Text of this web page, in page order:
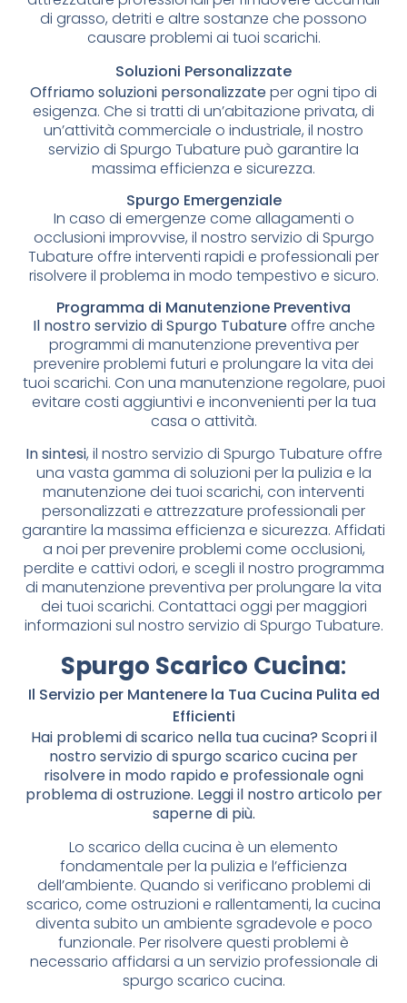
di grasso, detriti e altre sostanze che possono
causare problemi ai tuoi scarichi.
Soluzioni Personalizzate
Offriamo soluzioni personalizzateper ogni tipo di
esigenza. Che si tratti di un’abitazione privata, di
un’attività commerciale o industriale, il nostro
servizio di Spurgo Tubature può garantire la
massima efficienza e sicurezza.
Spurgo Emergenziale
In caso di emergenze come allagamenti o
occlusioni improvvise, il nostro servizio di Spurgo
Tubature offre interventi rapidi e professionali per
risolvere il problema in modo tempestivo e sicuro.
Programma di Manutenzione Preventiva
Il nostro servizio di Spurgo Tubatureoffre anche
programmi di manutenzione preventiva per
prevenire problemi futuri e prolungare la vita dei
tuoi scarichi. Con una manutenzione regolare, puoi
evitare costi aggiuntivi e inconvenienti per la tua
casa o attività.
In sintesi, il nostro servizio di Spurgo Tubature offre
una vasta gamma di soluzioni per la pulizia e la
manutenzione dei tuoi scarichi, con interventi
personalizzati e attrezzature professionali per
garantire la massima efficienza e sicurezza. Affidati
a noi per prevenire problemi come occlusioni,
perdite e cattivi odori, e scegli il nostro programma
di manutenzione preventiva per prolungare la vita
dei tuoi scarichi. Contattaci oggi per maggiori
informazioni sul nostro servizio di Spurgo Tubature.
Spurgo Scarico Cucina:
Il Servizio per Mantenere la Tua Cucina Pulita ed
Efficienti
Hai problemi di scarico nella tua cucina? Scopri il
nostro servizio di spurgo scarico cucina per
risolvere in modo rapido e professionale ogni
problema di ostruzione. Leggi il nostro articolo per
saperne di più.
Lo scarico della cucina è un elemento
fondamentale per la pulizia e l’efficienza
dell’ambiente. Quando si verificano problemi di
scarico, come ostruzioni e rallentamenti, la cucina
diventa subito un ambiente sgradevole e poco
funzionale. Per risolvere questi problemi è
necessario affidarsi a un servizio professionale di
spurgo scarico cucina.